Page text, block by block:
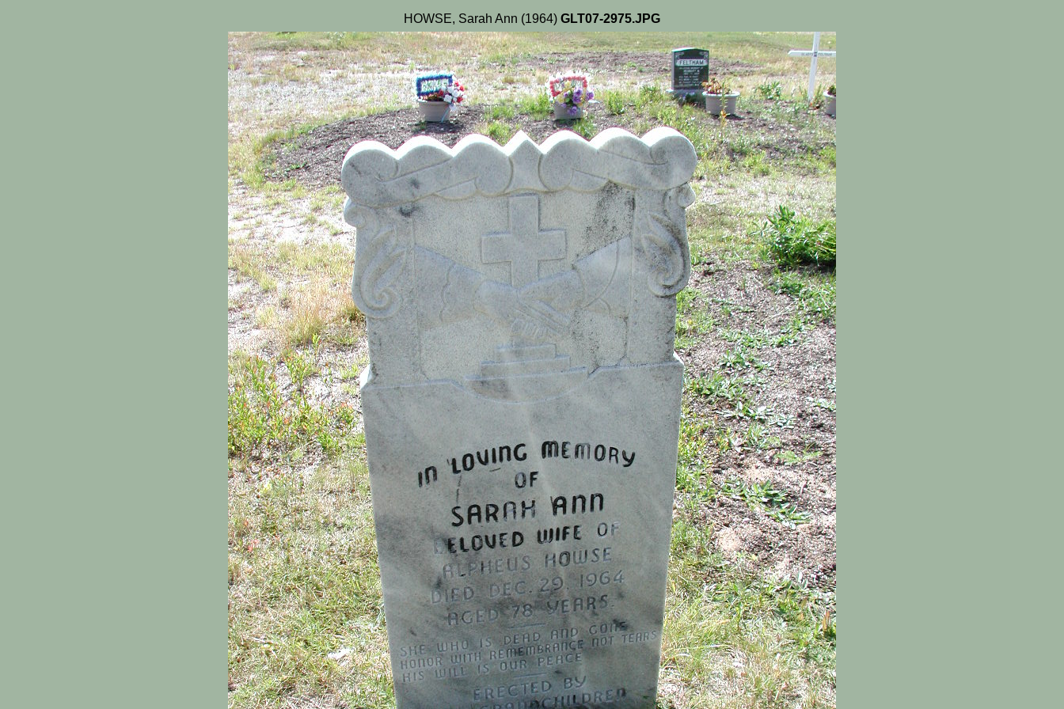
HOWSE, Sarah Ann (1964) GLT07-2975.JPG